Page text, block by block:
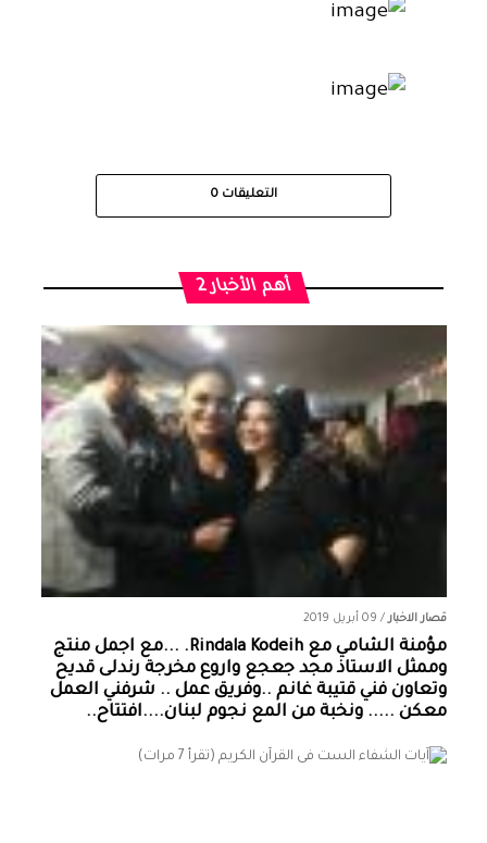
التعليقات 0
أهم الأخبار 2
قصار الاخبار/ 09 أبريل 2019
مؤمنة الشامي‏ مع ‏‎Rindala Kodeih‎‏. ...مع اجمل منتج
وممثل الاستاذ مجد جعجع واروع مخرجة رندلى قديح
وتعاون فني قتيبة غانم ..وفريق عمل .. شرفني العمل
معكن ..... ونخبة من المع نجوم لبنان....افتتاح..